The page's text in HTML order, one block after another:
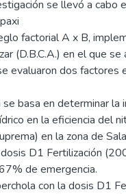
se llevó a cabo
factorial A x B,
(D.B.C.A.) en el que
evaluaron dos factores
se basa en determinar
en la eficiencia del
en la zona de
D1 Fertilización
de emergencia.
con la dosis D1